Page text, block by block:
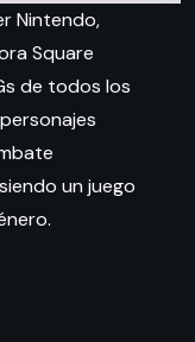
Nintendo,
Square
de todos los
un juego